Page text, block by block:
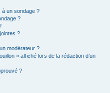
à un sondage ?
?
?
modérateur ?
» affiché lors de la rédaction d’un
?